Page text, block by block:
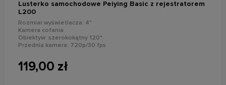
Lusterko samochodowe Peiying Basic z rejestratorem
L200
Rozmiar wyświetlacza: 4"
Kamera cofania
Obiektyw: szerokokątny 120°
Przednia kamera: 720p/30 fps
stempel daty
119,00 zł